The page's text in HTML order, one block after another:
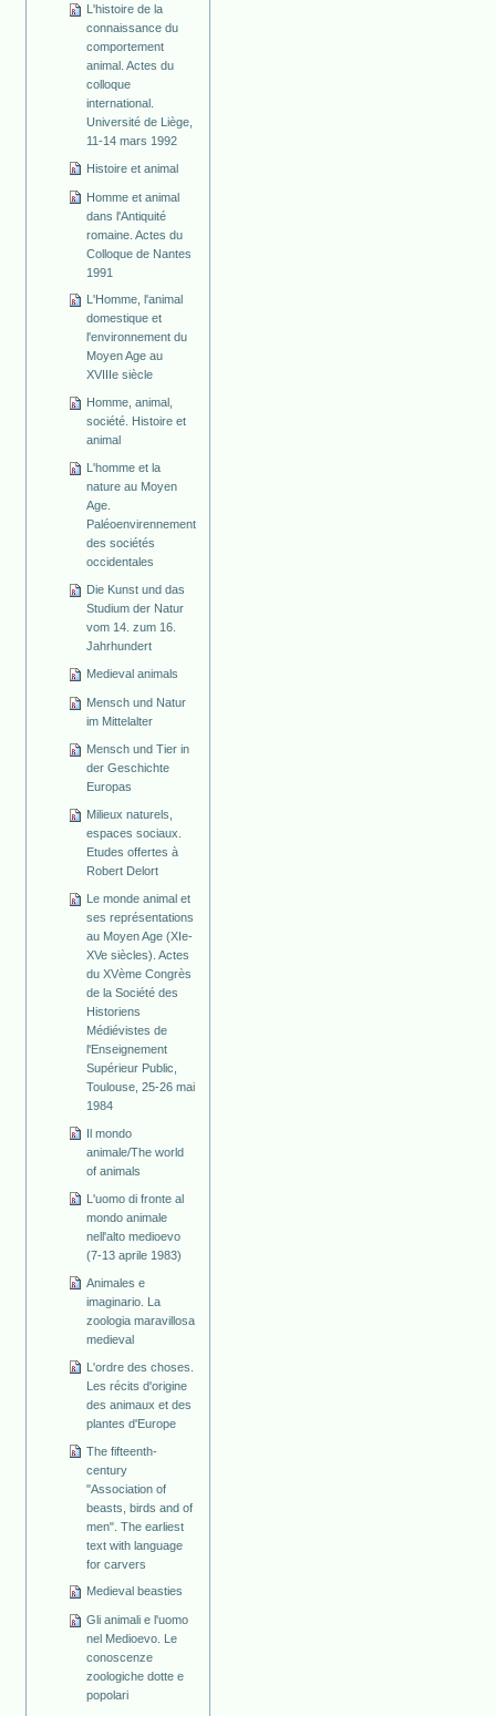
L'histoire de la
connaissance du
comportement
animal. Actes du
colloque
international.
Université de Liège,
11-14 mars 1992
Histoire et animal
Homme et animal
dans l'Antiquité
romaine. Actes du
Colloque de Nantes
1991
L'Homme, l'animal
domestique et
l'environnement du
Moyen Age au
XVIIIe siècle
Homme, animal,
société. Histoire et
animal
L'homme et la
nature au Moyen
Age.
Paléoenvirennement
des sociétés
occidentales
Die Kunst und das
Studium der Natur
vom 14. zum 16.
Jahrhundert
Medieval animals
Mensch und Natur
im Mittelalter
Mensch und Tier in
der Geschichte
Europas
Milieux naturels,
espaces sociaux.
Etudes offertes à
Robert Delort
Le monde animal et
ses représentations
au Moyen Age (XIe-
XVe siècles). Actes
du XVème Congrès
de la Société des
Historiens
Médiévistes de
l'Enseignement
Supérieur Public,
Toulouse, 25-26 mai
1984
Il mondo
animale/The world
of animals
L'uomo di fronte al
mondo animale
nell'alto medioevo
(7-13 aprile 1983)
Animales e
imaginario. La
zoologia maravillosa
medieval
L'ordre des choses.
Les récits d'origine
des animaux et des
plantes d'Europe
The fifteenth-
century
"Association of
beasts, birds and of
men". The earliest
text with language
for carvers
Medieval beasties
Gli animali e l'uomo
nel Medioevo. Le
conoscenze
zoologiche dotte e
popolari